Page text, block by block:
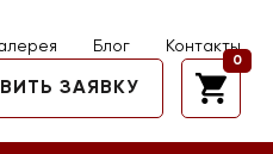
Блог Контакты
ЗАЯВКУ
0